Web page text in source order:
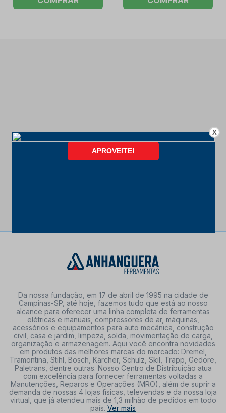
FORMAS DE PAGAMENTO
Da nossa fundação, em 17 de abril de 1995 na cidade de
Campinas-SP, até hoje, fazemos tudo que está ao nosso
alcance para oferecer uma linha completa de ferramentas
elétricas e manuais, compressores de ar, máquinas,
acessórios e equipamentos para auto mecânica, construção
civil, casa e jardim, limpeza, solda, movimentação de carga,
organização e armazenagem. Aqui você encontra novidades
em produtos das melhores marcas do mercado: Dremel,
Tramontina, Stihl, Bosch, Kärcher, Schulz, Skil, Trapp, Gedore,
Paletrans, dentre outras. Nosso Centro de Distribuição atua
com excelência para fornecer ferramentas voltadas a
Manutenções, Reparos e Operações (MRO), além de suprir a
demanda de nossas 4 lojas físicas, televendas e da nossa loja
virtual, que já atendeu mais de 1,3 milhão de pedidos em todo
país. Ver mais
X